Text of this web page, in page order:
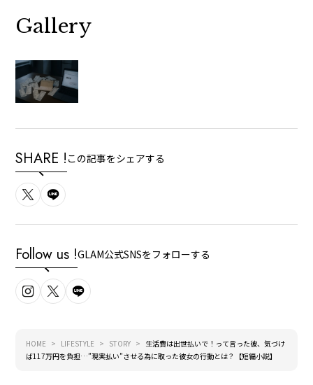
Gallery
SHARE ! この記事をシェアする
Follow us !GLAM公式SNSをフォローする
HOME LIFESTYLE STORY
生活費は出世払いで！って言った彼、気づけ
ば117万円を負担…”現実払い”させる為に取った彼女の行動とは？【短編小説】